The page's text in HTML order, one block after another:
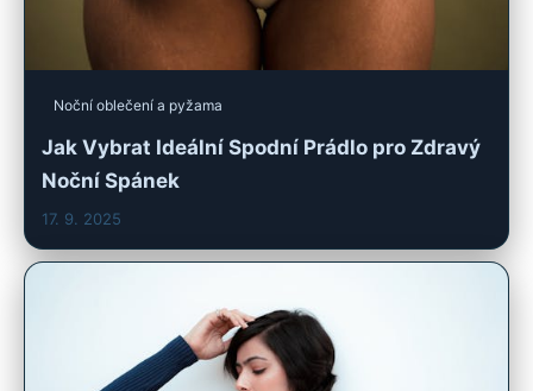
Noční oblečení a pyžama
Jak Vybrat Ideální Spodní Prádlo pro Zdravý
Noční Spánek
17. 9. 2025